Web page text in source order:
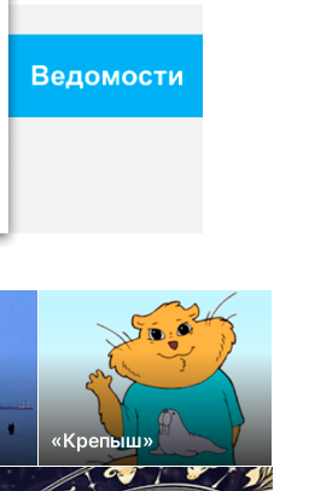
«Крепыш»